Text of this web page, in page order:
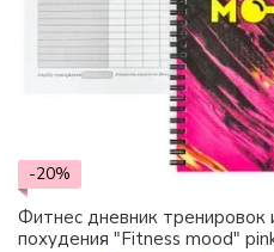
-20%
Фитнес дневник тренировок
похудения "Fitness mood"